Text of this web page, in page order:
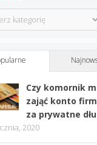
Czy komornik
zająć konto
za prywatne
2020